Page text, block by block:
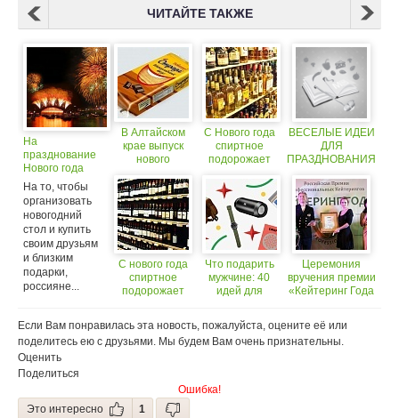
ЧИТАЙТЕ ТАКЖЕ
На
празднование
Нового года
россияне
потратят в
среднем по 7, 4
тысяч рублей
На то, чтобы
организовать
новогодний
стол и купить
своим друзьям
и близким
подарки,
россияне...
В Алтайском
крае выпуск
нового
приурочен к
наступлению
Нового года
С нового года
спиртное
подорожает
С Нового года
спиртное
подорожает
Что подарить
мужчине: 40
идей для
ВЕСЕЛЫЕ ИДЕИ
ДЛЯ
ПРАЗДНОВАНИЯ
Церемония
вручения премии
«Кейтеринг Года
Если Вам понравилась эта новость, пожалуйста, оцените её или
поделитесь ею с друзьями. Мы будем Вам очень признательны.
Оценить
Поделиться
Ошибка!
Это интересно
1